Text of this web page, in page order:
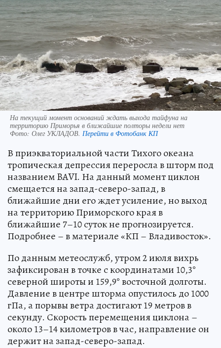
На текущий момент оснований ждать выхода тайфуна на
территорию Приморья в ближайшие полторы недели нет
Фото: Олег УКЛАДОВ. Перейти в Фотобанк КП
В приэкваториальной части Тихого океана
тропическая депрессия переросла в шторм под
названием BAVI. На данный момент циклон
смещается на запад-северо-запад, в
ближайшие дни его ждет усиление, но выход
на территорию Приморского края в
ближайшие 7–10 суток не прогнозируется.
Подробнее – в материале «КП – Владивосток».
По данным метеослужб, утром 2 июля вихрь
зафиксирован в точке с координатами 10,3°
северной широты и 159,9° восточной долготы.
Давление в центре шторма опустилось до 1000
гПа, а порывы ветра достигают 19 метров в
секунду. Скорость перемещения циклона –
около 13–14 километров в час, направление он
держит на запад-северо-запад.